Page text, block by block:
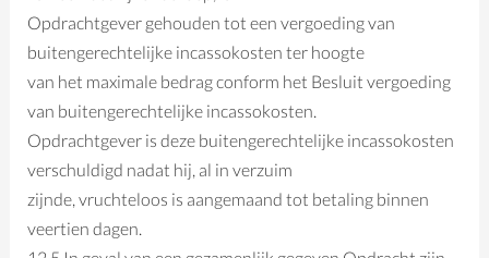
Opdrachtgever gehouden tot een vergoeding van
buitengerechtelijke incassokosten ter hoogte
van het maximale bedrag conform het Besluit vergoeding
van buitengerechtelijke incassokosten.
Opdrachtgever is deze buitengerechtelijke incassokosten
verschuldigd nadat hij, al in verzuim
zijnde, vruchteloos is aangemaand tot betaling binnen
veertien dagen.